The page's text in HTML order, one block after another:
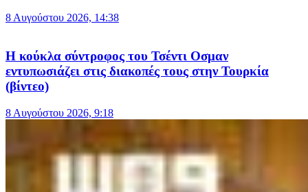
8 Αυγούστου 2026, 14:38
Η κούκλα σύντροφος του Τσέντι Οσμαν
εντυπωσιάζει στις διακοπές τους στην Τουρκία
(βίντεο)
8 Αυγούστου 2026, 9:18